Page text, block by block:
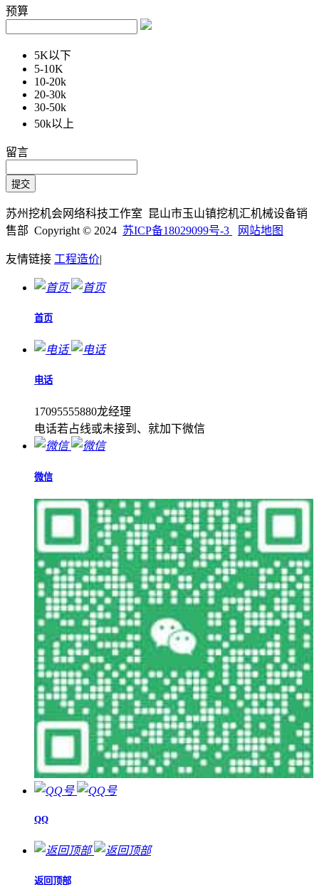
预算
5K以下
5-10K
10-20k
20-30k
30-50k
50k以上
留言
苏州挖机会网络科技工作室 昆山市玉山镇挖机汇机械设备销
售部 Copyright © 2024 苏ICP备18029099号-3 网站地图
友情链接 工程造价|
首页
电话
17095555880龙经理
电话若占线或未接到、就加下微信
微信
QQ
返回顶部